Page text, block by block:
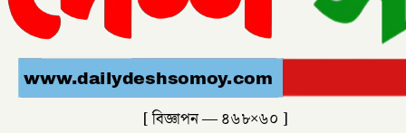
[ বিজ্ঞাপন — ৪৬৮×৬০ ]